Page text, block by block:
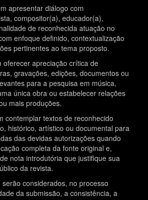
apresentar diálogo com
compositor(a), educador(a),
de reconhecida atuação no
enfoque definido, contextualização
pertinentes ao tema proposto.
oferecer apreciação crítica de
gravações, edições, documentos ou
para a pesquisa em música,
única obra ou estabelecer relações
mais produções.
contemplar textos de reconhecido
histórico, artístico ou documental para
das devidas autorizações quando
completa da fonte original e,
nota introdutória que justifique sua
da revista.
considerados, no processo
da submissão, a consistência, a